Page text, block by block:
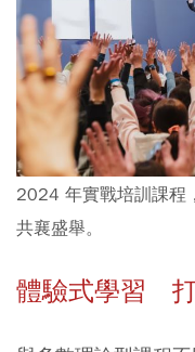
2024 年實戰培訓課程
共襄盛舉。
體驗式學習